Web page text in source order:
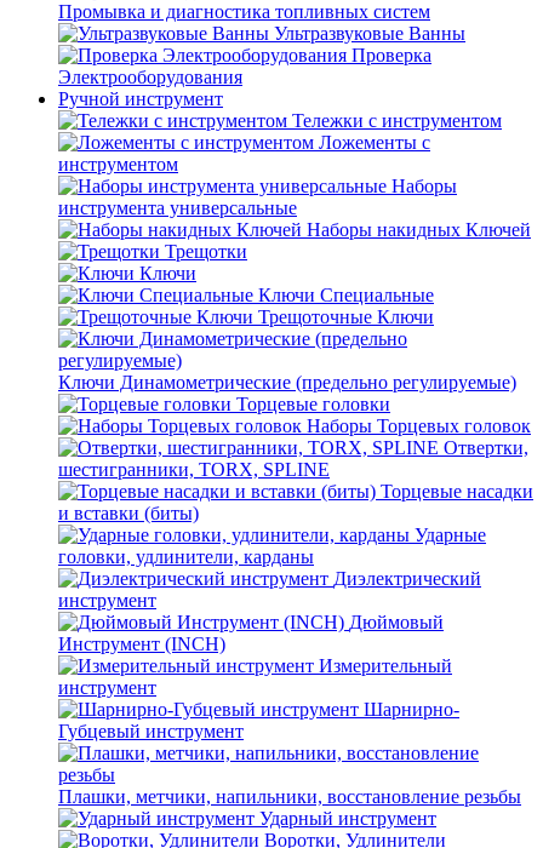
Промывка и диагностика топливных систем
Ультразвуковые Ванны
Проверка
Электрооборудования
Ручной инструмент
Тележки с инструментом
Ложементы с
инструментом
Наборы
инструмента универсальные
Наборы накидных Ключей
Трещотки
Ключи
Ключи Специальные
Трещоточные Ключи
Ключи Динамометрические (предельно регулируемые)
Торцевые головки
Наборы Торцевых головок
Отвертки,
шестигранники, TORX, SPLINE
Торцевые насадки
и вставки (биты)
Ударные
головки, удлинители, карданы
Диэлектрический
инструмент
Дюймовый
Инструмент (INCH)
Измерительный
инструмент
Шарнирно-
Губцевый инструмент
Плашки, метчики, напильники, восстановление резьбы
Ударный инструмент
Воротки, Удлинители